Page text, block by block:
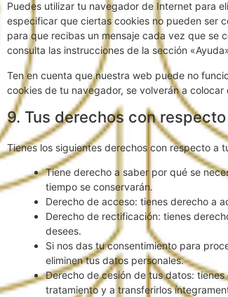
Puedes utilizar tu navegador de Internet para
especificar que ciertas cookies no pueden ser
para que recibas un mensaje cada vez que se
consulta las instrucciones de la sección
Ten en cuenta que nuestra web puede no
cookies de tu navegador, se volverán a
9. Tus derechos con
Tienes los siguientes derechos con respecto a
Tiene derecho a saber por qué se
tiempo se conservarán.
Derecho de acceso: tienes derecho a
Derecho de rectificación: tienes
desees.
Si nos das tu consentimiento para
eliminen tus datos personales.
Derecho de cesión de tus datos:
tratamiento y a transferirlos